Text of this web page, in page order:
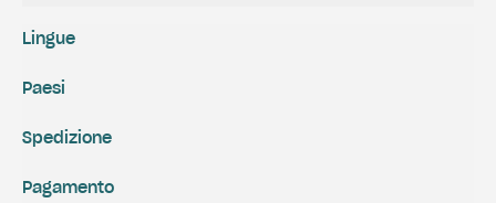
Spedizione
Pagamento
Lingue
Paesi